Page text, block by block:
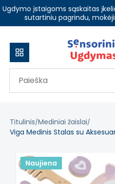
Ugdymo įstaigoms sąskaitas
sutartiniu pagrindu,
Titulinis Mediniai žaislai
Viga Medinis Stalas su
Naujiena